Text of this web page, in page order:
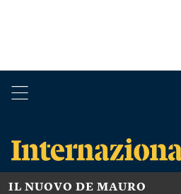
IL NUOVO DE MAURO